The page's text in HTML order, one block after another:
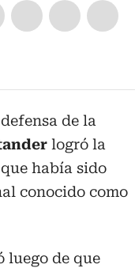
de la
logró la
había sido
conocido como
luego de que